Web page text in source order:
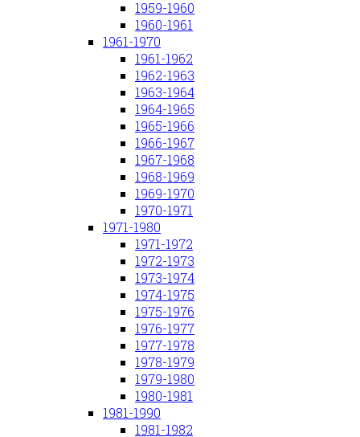
1959-1960
1960-1961
1961-1970
1961-1962
1962-1963
1963-1964
1964-1965
1965-1966
1966-1967
1967-1968
1968-1969
1969-1970
1970-1971
1971-1980
1971-1972
1972-1973
1973-1974
1974-1975
1975-1976
1976-1977
1977-1978
1978-1979
1979-1980
1980-1981
1981-1990
1981-1982